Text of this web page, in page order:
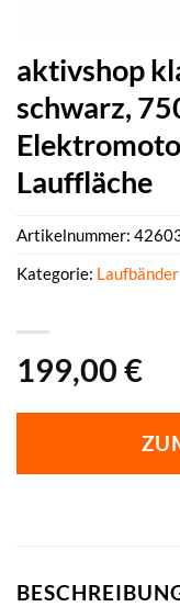
aktivshop
schwarz,
Lauffläche
199,00 €
Artikelnummer:
Kategorie: Laufbänder